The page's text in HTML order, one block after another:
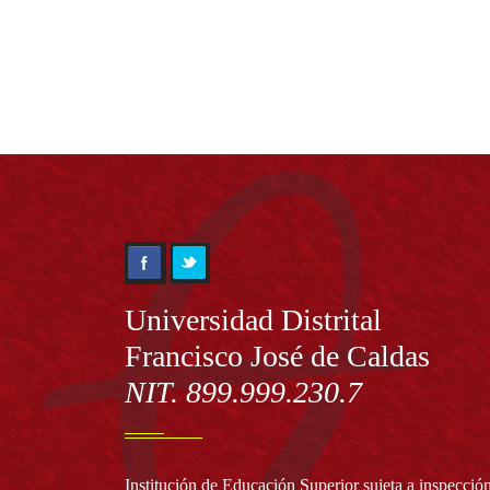
Información
Universidad Distrital
Francisco José de Caldas
NIT. 899.999.230.7
Institución de Educación Superior sujeta a